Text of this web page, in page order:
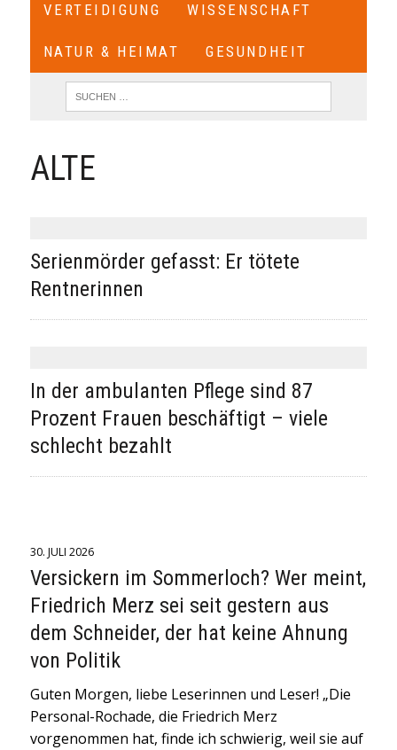
VERTEIDIGUNG WISSENSCHAFT
NATUR & HEIMAT GESUNDHEIT
ALTE
Serienmörder gefasst: Er tötete
Rentnerinnen
In der ambulanten Pflege sind 87
Prozent Frauen beschäftigt – viele
schlecht bezahlt
30. JULI 2026
Versickern im Sommerloch? Wer meint,
Friedrich Merz sei seit gestern aus
dem Schneider, der hat keine Ahnung
von Politik
Guten Morgen, liebe Leserinnen und Leser! „Die
Personal-Rochade, die Friedrich Merz
vorgenommen hat, finde ich schwierig, weil sie auf